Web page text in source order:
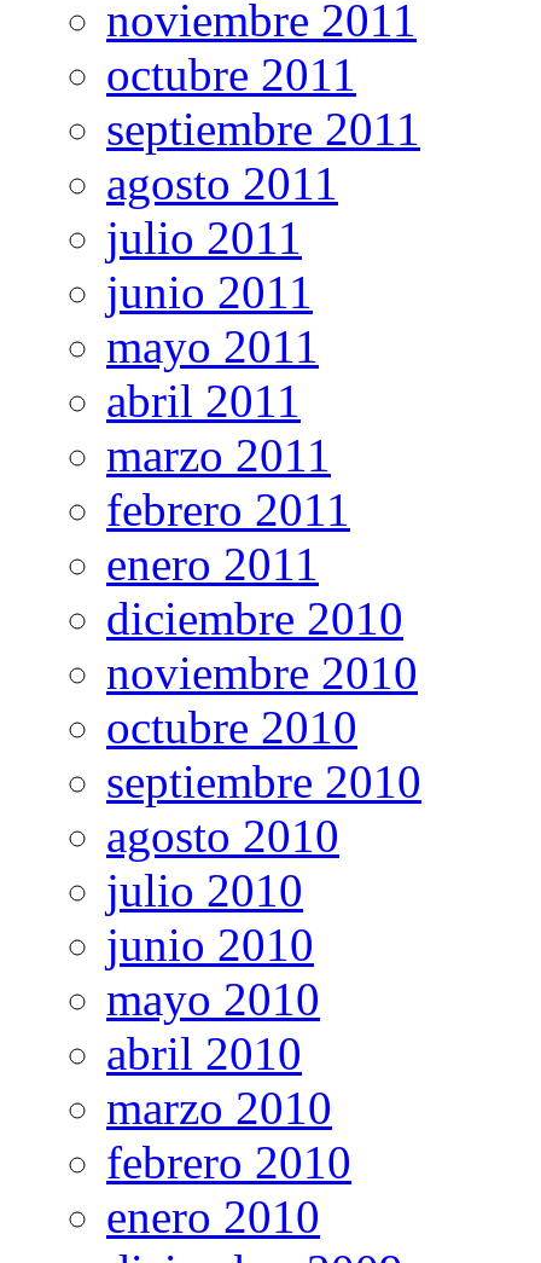
noviembre 2011
octubre 2011
septiembre 2011
agosto 2011
julio 2011
junio 2011
mayo 2011
abril 2011
marzo 2011
febrero 2011
enero 2011
diciembre 2010
noviembre 2010
octubre 2010
septiembre 2010
agosto 2010
julio 2010
junio 2010
mayo 2010
abril 2010
marzo 2010
febrero 2010
enero 2010